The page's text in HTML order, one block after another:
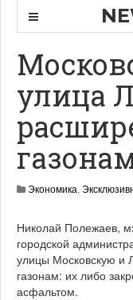
улица
Экономика,
Николай Полежаев,
городской
улицы Московскую и
газонам: их либо
асфальтом.